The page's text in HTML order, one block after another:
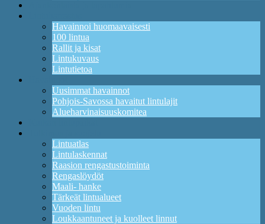
Havainnoi huomaavaisesti
100 lintua
Rallit ja kisat
Lintukuvaus
Lintutietoa
Uusimmat havainnot
Pohjois-Savossa havaitut lintulajit
Alueharvinaisuuskomitea
Lintuatlas
Lintulaskennat
Raasion rengastustoiminta
Rengaslöydöt
Maali- hanke
Tärkeät lintualueet
Vuoden lintu
Loukkaantuneet ja kuolleet linnut